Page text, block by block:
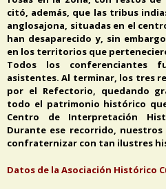
citó, además, que las tribus
anglosajona, situadas en el
han desaparecido y, sin
en los territorios que
Todos los conferenciantes
asistentes. Al terminar, los tres
por el Refectorio, quedando
todo el patrimonio histórico
Centro de Interpretación
Durante ese recorrido,
confraternizar con tan ilustres
Datos de la Asociación Histórico